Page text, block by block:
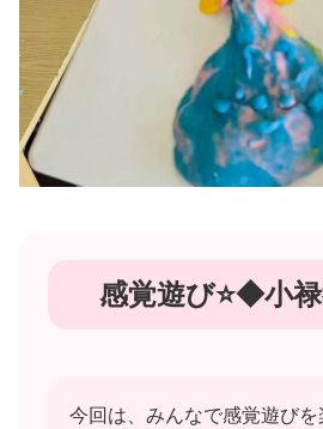
感覚遊び⭐◆小
今回は、みんなで感覚遊びを